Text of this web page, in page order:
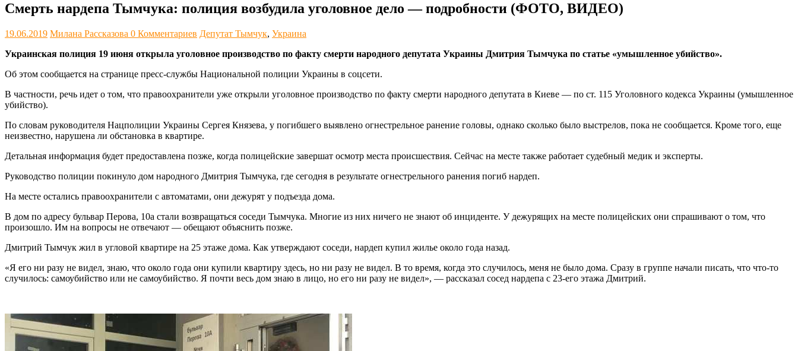
Смерть нардепа Тымчука: полиция возбудила уголовное дело — подробности (ФОТО, ВИДЕО)
19.06.2019 Милана Рассказова 0 Комментариев Депутат Тымчук, Украина
Украинская полиция 19 июня открыла уголовное производство по факту смерти народного депутата Украины Дмитрия Тымчука по статье «умышленное убийство».
Об этом сообщается на странице пресс-службы Национальной полиции Украины в соцсети.
В частности, речь идет о том, что правоохранители уже открыли уголовное производство по факту смерти народного депутата в Киеве — по ст. 115 Уголовного кодекса Украины (умышленное
убийство).
По словам руководителя Нацполиции Украины Сергея Князева, у погибшего выявлено огнестрельное ранение головы, однако сколько было выстрелов, пока не сообщается. Кроме того, еще
неизвестно, нарушена ли обстановка в квартире.
Детальная информация будет предоставлена позже, когда полицейские завершат осмотр места происшествия. Сейчас на месте также работает судебный медик и эксперты.
Руководство полиции покинуло дом народного Дмитрия Тымчука, где сегодня в результате огнестрельного ранения погиб нардеп.
На месте остались правоохранители с автоматами, они дежурят у подъезда дома.
В дом по адресу бульвар Перова, 10а стали возвращаться соседи Тымчука. Многие из них ничего не знают об инциденте. У дежурящих на месте полицейских они спрашивают о том, что
произошло. Им на вопросы не отвечают — обещают объяснить позже.
Дмитрий Тымчук жил в угловой квартире на 25 этаже дома. Как утверждают соседи, нардеп купил жилье около года назад.
«Я его ни разу не видел, знаю, что около года они купили квартиру здесь, но ни разу не видел. В то время, когда это случилось, меня не было дома. Сразу в группе начали писать, что что-то
случилось: самоубийство или не самоубийство. Я почти весь дом знаю в лицо, но его ни разу не видел», — рассказал сосед нардепа с 23-его этажа Дмитрий.